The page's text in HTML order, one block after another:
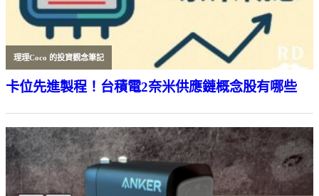
理理Coco 的投資觀念筆記
卡位先進製程！台積電2奈米供應鏈概念股有哪些